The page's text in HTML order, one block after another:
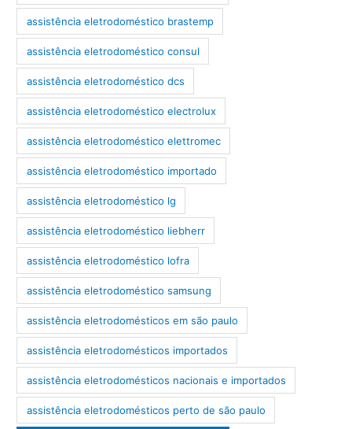
assistência eletrodoméstico brastemp
assistência eletrodoméstico consul
assistência eletrodoméstico dcs
assistência eletrodoméstico electrolux
assistência eletrodoméstico elettromec
assistência eletrodoméstico importado
assistência eletrodoméstico lg
assistência eletrodoméstico liebherr
assistência eletrodoméstico lofra
assistência eletrodoméstico samsung
assistência eletrodomésticos em são paulo
assistência eletrodomésticos importados
assistência eletrodomésticos nacionais e importados
assistência eletrodomésticos perto de são paulo